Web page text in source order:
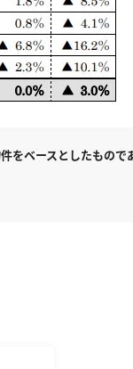
をベースとしたもので